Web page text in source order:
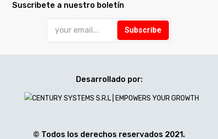
Suscribete a nuestro boletín
Subscribe
© Todos los derechos reservados 2021.
Desarrollado por: